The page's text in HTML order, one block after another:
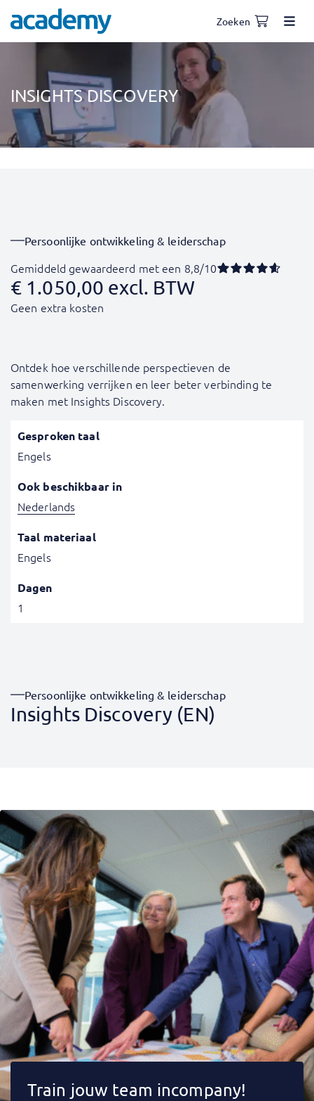
Zoeken
INSIGHTS DISCOVERY
Persoonlijke ontwikkeling & leiderschap
Gemiddeld gewaardeerd met een 8,8/10
€ 1.050,00 excl. BTW
Geen extra kosten
Ontdek hoe verschillende perspectieven de
samenwerking verrijken en leer beter verbinding te
maken met Insights Discovery.
Gesproken taal
Engels
Ook beschikbaar in
Nederlands
Taal materiaal
Engels
Dagen
1
Persoonlijke ontwikkeling & leiderschap
Insights Discovery (EN)
Train jouw team incompany!